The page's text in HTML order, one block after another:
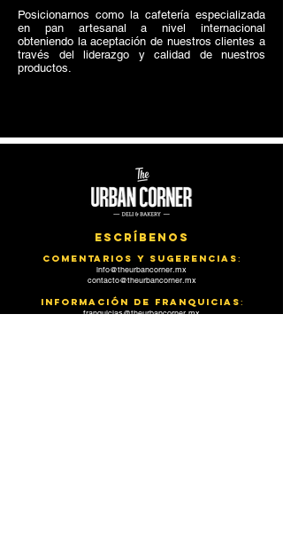
​Posicionarnos como la cafetería especializada
en pan artesanal a nivel internacional
obteniendo la aceptación de nuestros clientes a
través del liderazgo y calidad de nuestros
productos.
Escríbenos
Comentarios y sugerencias:
info@theurbancorner.mx
contacto@theurbancorner.mx
INFORMACIÓN DE FRANQUIcias:
franquicias@theurbancorner.mx